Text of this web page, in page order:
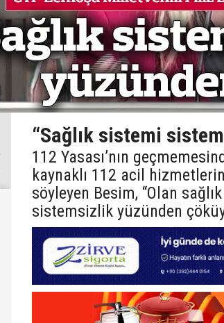
“Sağlık sistemi
112 Yasası’nın
kaynaklı 112 acil
söyleyen Besim, “Olan
sistemsizlik yüzünden